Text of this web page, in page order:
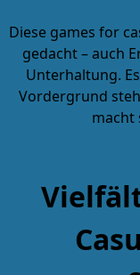
Diese games for
gedacht – auch
Unterhaltung.
Vordergrund
macht